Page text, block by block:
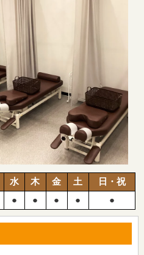
水 木 金 土
日・祝
● ● ● ● ●